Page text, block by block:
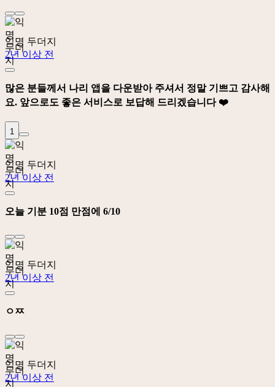
익명 두더지
2년 이상 전
많은 분들께서 나리 앱을 다운받아 주셔서 정말 기쁘고 감사해
요. 앞으로도 좋은 서비스로 보답해 드리겠습니다 ❤️
1
익명 두더지
2년 이상 전
오늘 기분 10점 만점에 6/10
익명 두더지
2년 이상 전
ㅇㅉ
익명 두더지
2년 이상 전